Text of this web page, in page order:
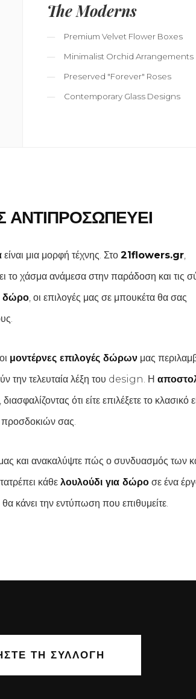
The Moderns
Premium Velvet Flower Boxes
Minimalist Orchid Arrangements
Preserved "Forever" Roses
Contemporary Glass Designs
ΑΝΤΙΠΡΟΣΩΠΕΥΕΙ
είναι μια μορφή τέχνης. Στο 21flowers.gr,
το χάσμα ανάμεσα στην παράδοση και τις
δώρο, οι επιλογές μας σε μπουκέτα θα σας
μοντέρνες επιλογές δώρωνμας
την τελευταία λέξη του design. Η
ότι είτε επιλέξετε το κλασικό
προσδοκιών σας.
και ανακαλύψτε πώς ο συνδυασμός των
κάθε λουλούδι για δώροσε ένα
κάνει την εντύπωση που επιθυμείτε.
ΤΗ ΣΥΛΛΟΓΗ